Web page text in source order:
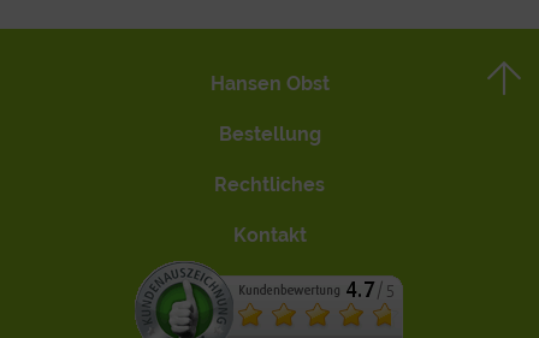
Hansen Obst
Bestellung
Rechtliches
Kontakt